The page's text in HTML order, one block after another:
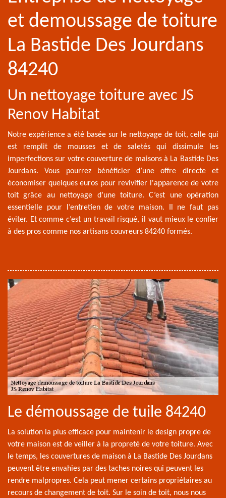
et demoussage de toiture
La Bastide Des Jourdans
84240
Un nettoyage toiture avec JS
Renov Habitat
Notre expérience a été basée sur le nettoyage de toit, celle qui
est remplit de mousses et de saletés qui dissimule les
imperfections sur votre couverture de maisons à La Bastide Des
Jourdans. Vous pourrez bénéficier d’une offre directe et
économiser quelques euros pour revivifier l'apparence de votre
toit grâce au nettoyage d’une toiture. C’est une opération
essentielle pour l’entretien de votre maison. Il ne faut pas
éviter. Et comme c’est un travail risqué, il vaut mieux le confier
à des pros comme nos artisans couvreurs 84240 formés.
Le démoussage de tuile 84240
La solution la plus efficace pour maintenir le design propre de
votre maison est de veiller à la propreté de votre toiture. Avec
le temps, les couvertures de maison à La Bastide Des Jourdans
peuvent être envahies par des taches noires qui peuvent les
rendre malpropres. Cela peut mener certains propriétaires au
recours de changement de toit. Sur le soin de toit, nous nous